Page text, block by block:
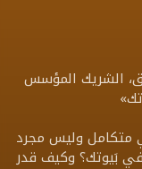
الشريك المؤسس
متكامل وليس مجرد
في بَيوتك؟ وكيف قدر